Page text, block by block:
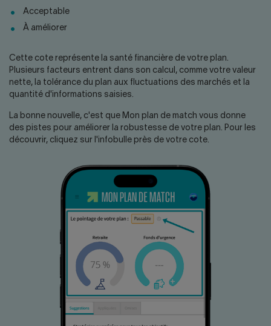
Acceptable
À améliorer
Cette cote représente la santé financière de votre plan.
Plusieurs facteurs entrent dans son calcul, comme votre valeur
nette, la tolérance du plan aux fluctuations des marchés et la
quantité d'informations saisies.
La bonne nouvelle, c'est que Mon plan de match vous donne
des pistes pour améliorer la robustesse de votre plan. Pour les
découvrir, cliquez sur l'infobulle près de votre cote.